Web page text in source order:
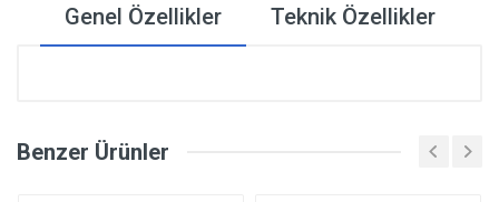
Genel Özellikler Teknik Özellikler
Benzer Ürünler